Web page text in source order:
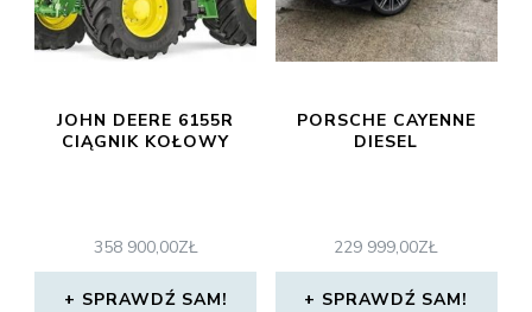
JOHN DEERE 6155R
CIĄGNIK KOŁOWY
358 900,00ZŁ
SPRAWDŹ SAM!
PORSCHE CAYENNE
DIESEL
229 999,00ZŁ
SPRAWDŹ SAM!